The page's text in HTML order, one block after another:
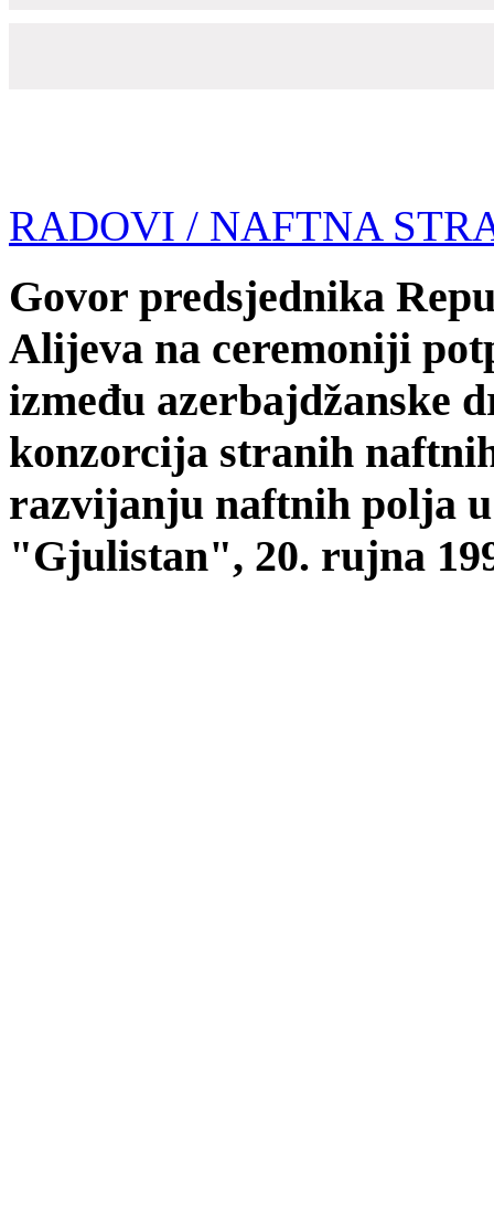
RADOVI / NAFTNA
Govor predsjednika
Alijeva na ceremoniji
između azerbajdžanske
konzorcija stranih
razvijanju naftnih polja
"Gjulistan", 20. rujna